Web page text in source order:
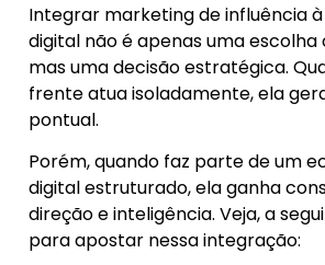
Integrar marketing de influência
digital não é apenas uma escolha
mas uma decisão estratégica.
frente atua isoladamente, ela
pontual.
Porém, quando faz parte de um
digital estruturado, ela ganha
direção e inteligência. Veja, a
para apostar nessa integração: